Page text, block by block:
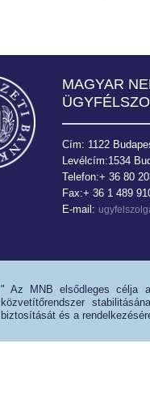
MAGYAR
Cím: 1122
Levélcím:1534
Telefon:+ 36 80
Fax:+ 36 1 489
E-mail:
" Az MNB elsődleges célja
közvetítőrendszer
biztosítását és a